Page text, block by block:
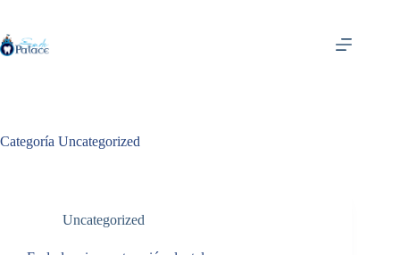
contenido
Categoría Uncategorized
Uncategorized